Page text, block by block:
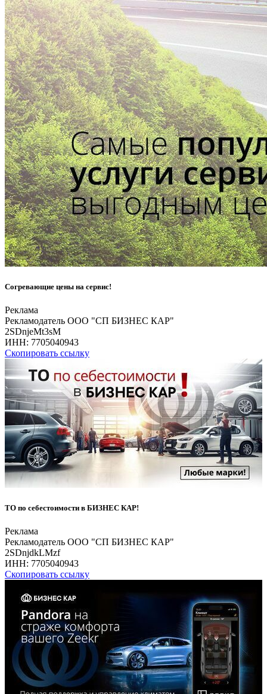
Согревающие цены на сервис!
Реклама
Рекламодатель ООО "СП БИЗНЕС КАР"
2SDnjeMt3sM
ИНН: 7705040943
Скопировать ссылку
ТО по себестоимости в БИЗНЕС КАР!
Реклама
Рекламодатель ООО "СП БИЗНЕС КАР"
2SDnjdkLMzf
ИНН: 7705040943
Скопировать ссылку